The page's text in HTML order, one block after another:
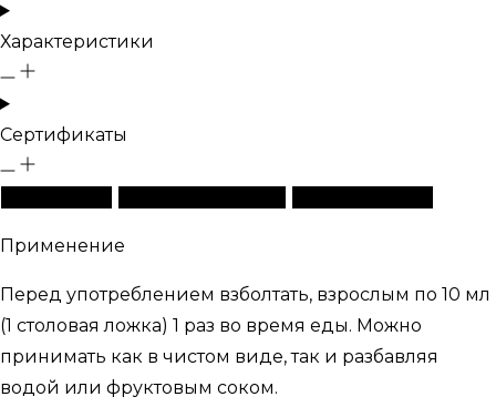
Характеристики
Сертификаты
Применение
Перед употреблением взболтать, взрослым по 10 мл
(1 столовая ложка) 1 раз во время еды. Можно
принимать как в чистом виде, так и разбавляя
водой или фруктовым соком.